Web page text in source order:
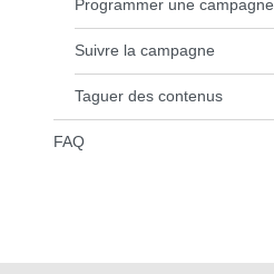
Programmer une campagne
Suivre la campagne
Taguer des contenus
FAQ